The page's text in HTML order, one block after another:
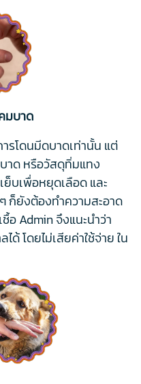
มบาด
รโดนมีดบาดเท่านั้น แต่
าด หรือวัสดุทิ่มแทง
บเพื่อหยุดเลือด และ
ก็ยังต้องทำความสะอาด
อ Admin จึงแนะนำว่า
ด้ โดยไม่เสียค่าใช้จ่าย ใน